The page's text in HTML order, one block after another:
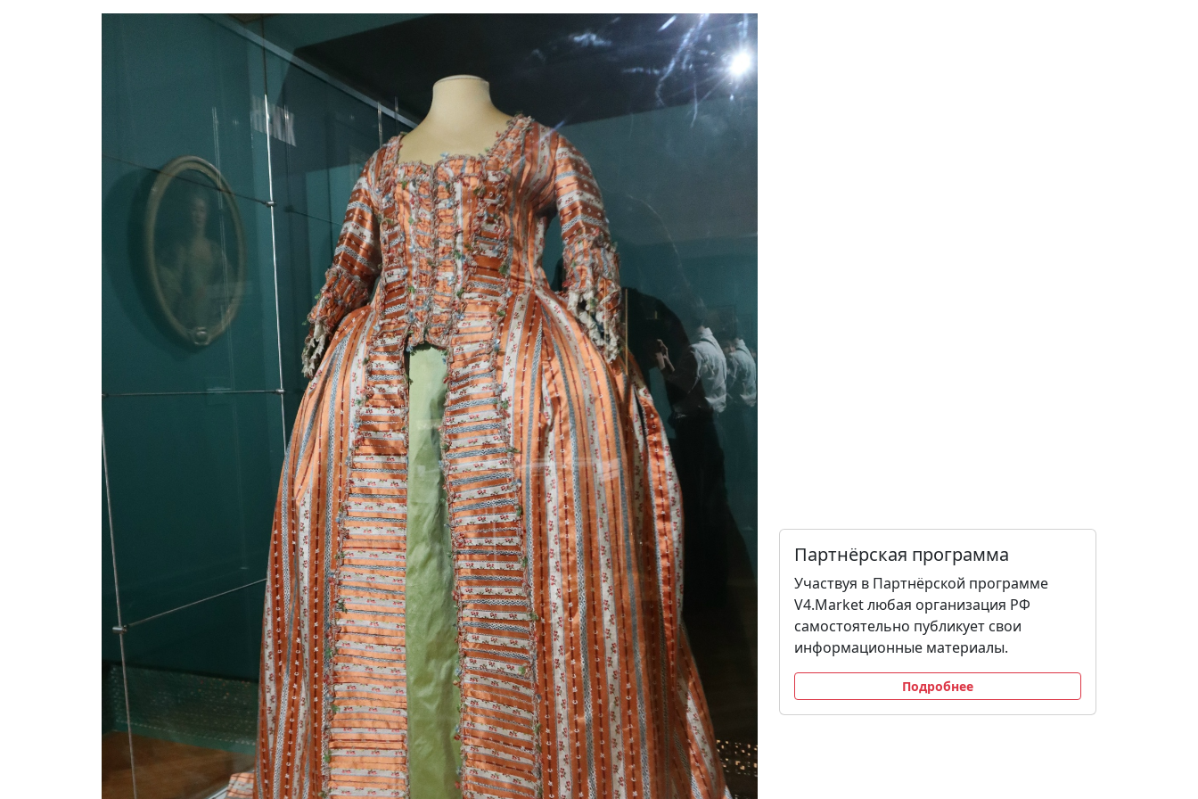
Партнёрская программа
Участвуя в Партнёрской программе
V4.Market любая организация РФ
самостоятельно публикует свои
информационные материалы.
Подробнее